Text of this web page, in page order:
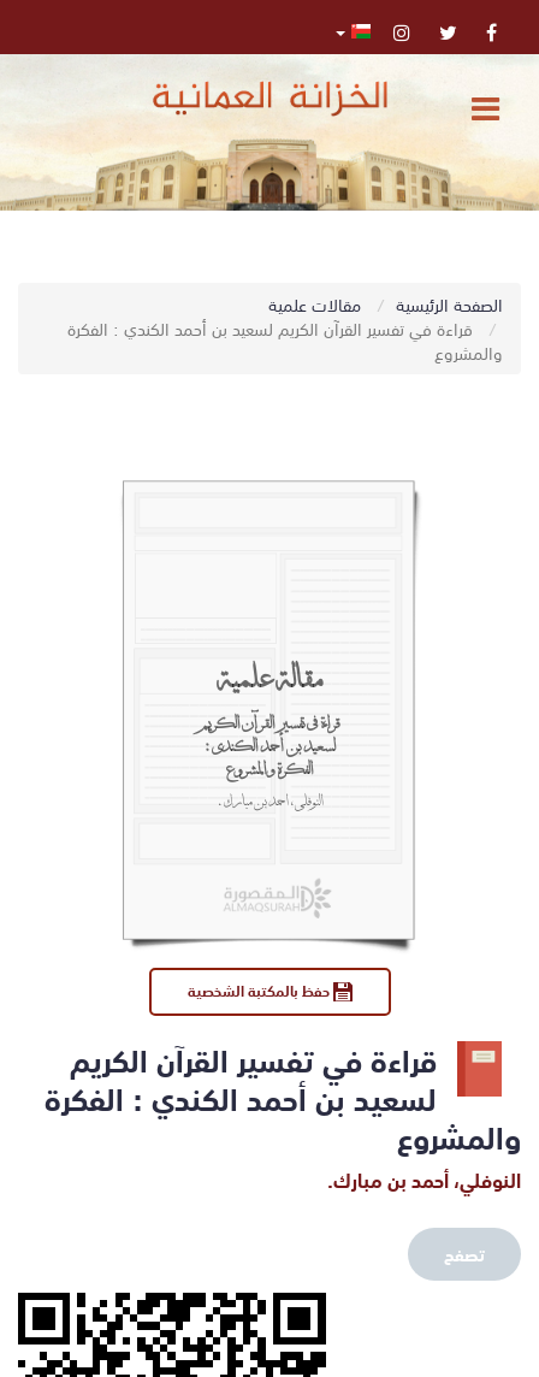
المركز
الإعلامي
معنا
تسجيل
الصفحة الرئيسية مقالات علمية
قراءة في تفسير القرآن الكريم لسعيد بن أحمد الكندي : الفكرة
والمشروع
حفظ بالمكتبة الشخصية
مقالة علمية
قراءة في تفسير القرآن الكريم
لسعيد بن أحمد الكندي :
الفكرة والمشروع
النوفلي، أحمد بن مبارك.
قراءة في تفسير القرآن الكريم
لسعيد بن أحمد الكندي : الفكرة
والمشروع
النوفلي، أحمد بن مبارك.
تصفح